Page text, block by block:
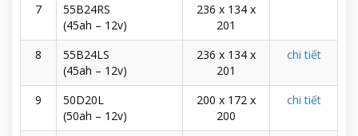
7
55B24RS
(45ah – 12v)
236 x 134 x
201
8
55B24LS
(45ah – 12v)
236 x 134 x
201
chi tiết
9
50D20L
(50ah – 12v)
200 x 172 x
200
chi tiết